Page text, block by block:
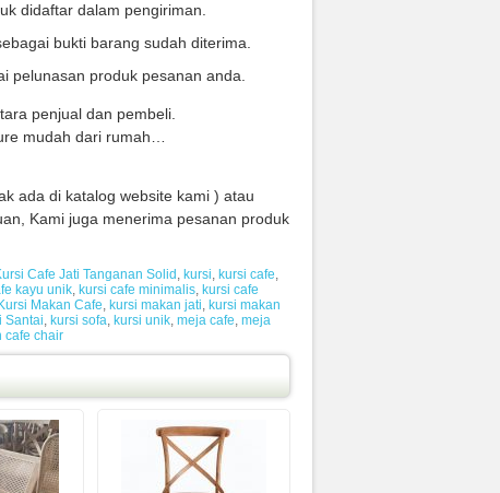
didaftar dalam pengiriman.
bukti barang sudah diterima.
pelunasan produk pesanan anda.
penjual dan pembeli.
mudah dari rumah…
ada di katalog website kami ) atau
Kami juga menerima pesanan produk
Cafe Jati Tanganan Solid , kursi, kursi cafe,
kayu unik, kursi cafe minimalis, kursi cafe
Kursi Makan Cafe, kursi makan jati, kursi makan
Santai, kursi sofa, kursi unik, meja cafe, meja
cafe chair